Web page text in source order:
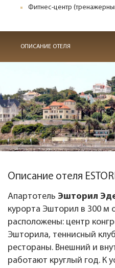
Фитнес-центр
ОПИСАНИЕ ОТЕЛЯ
Описание отеля
Апартотель Эшторил
курорта Эшторил в 300 м
расположены: центр
Эшторила, теннисный
рестораны. Внешний и
работают круглый год. К